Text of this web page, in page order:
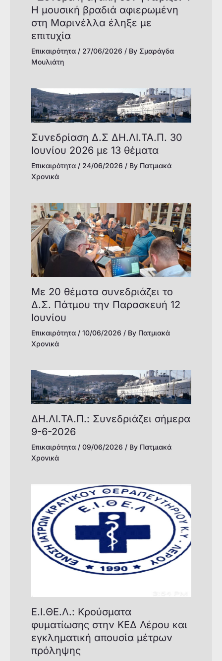
Η μουσική βραδιά αφιερωμένη
στη Μαρινέλλα έληξε με
επιτυχία
Επικαιρότητα/ 27/06/2026 / By Σμαράγδα
Μουλιάτη
Συνεδρίαση Δ.Σ ΔΗ.ΛΙ.ΤΑ.Π. 30
Ιουνίου 2026 με 13 θέματα
Επικαιρότητα/ 24/06/2026 / By Πατμιακά
Χρονικά
Με 20 θέματα συνεδριάζει το
Δ.Σ. Πάτμου την Παρασκευή 12
Ιουνίου
Επικαιρότητα/ 10/06/2026 / By Πατμιακά
Χρονικά
ΔΗ.ΛΙ.ΤΑ.Π.: Συνεδριάζει σήμερα
9-6-2026
Επικαιρότητα/ 09/06/2026 / By Πατμιακά
Χρονικά
Ε.Ι.ΘΕ.Λ.: Kρούσματα
φυματίωσης στην ΚΕΔ Λέρου και
εγκληματική απουσία μέτρων
πρόληψης